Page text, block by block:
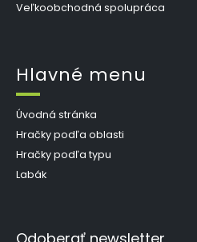
Veľkoobchodná spolupráca
Hlavné menu
Úvodná stránka
Hračky podľa oblasti
Hračky podľa typu
Labák